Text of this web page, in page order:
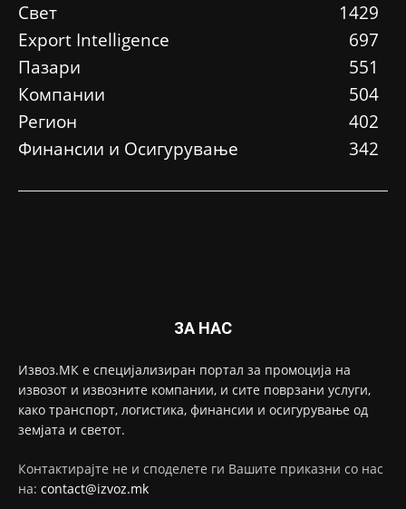
Свет
1429
Еxport Intelligence
697
Пазари
551
Компании
504
Регион
402
Финансии и Осигурување
342
ЗА НАС
Извоз.МК е специјализиран портал за промоција на
извозот и извозните компании, и сите поврзани услуги,
како транспорт, логистика, финансии и осигурување од
земјата и светот.
Контактирајте не и споделете ги Вашите приказни со нас
на: contact@izvoz.mk